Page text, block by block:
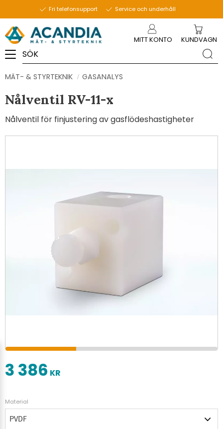
Fri telefonsupport Service och underhåll
MITT KONTO KUNDVAGN
MÄT- & STYRTEKNIK GASANALYS
Nålventil RV-11-x
Nålventil för finjustering av gasflödeshastigheter
3 386 KR
Material